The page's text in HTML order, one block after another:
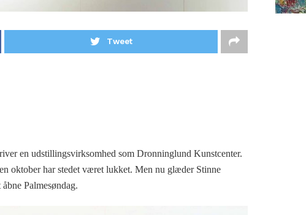
Tweet
en udstillingsvirksomhed som Dronninglund Kunstcenter.
oktober har stedet været lukket. Men nu glæder Stinne
Palmesøndag.